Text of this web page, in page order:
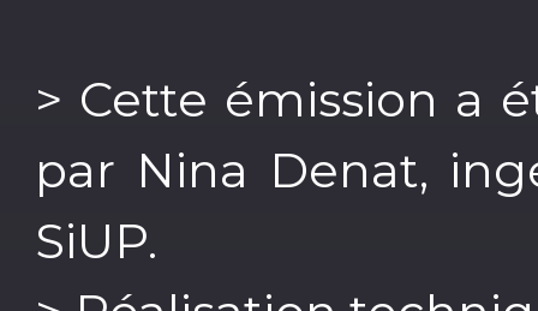
> Cette émission a
par Nina Denat,
SiUP.